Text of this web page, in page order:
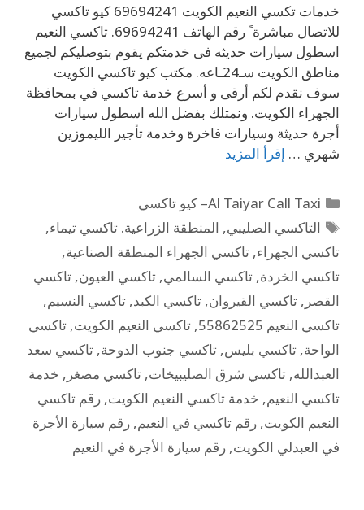
خدمات تكسي النعيم الكويت 69694241 كيو تاكسي
للاتصال مباشرة ً رقم الهاتف 69694241. تاكسي النعيم
اسطول سيارات حديثه فى خدمتكم يقوم بتوصليكم لجميع
مناطق الكويت سـ24ـاعه. مكتب كيو تاكسي الكويت
سوف نقدم لكم أرقى و أسرع خدمة تاكسي في بمحافظة
الجهراء الكويت. ونمتلك بفضل الله اسطول سيارات
أجرة حديثة وسيارات فاخرة وخدمة تأجير الليموزين
شهري … إقرأ المزيد
Al Taiyar Call Taxi– كيو تاكسي
التاكسي الصليبي, المنطقة الزراعية. تاكسي تيماء,
تاكسي الجهراء, تاكسي الجهراء المنطقة الصناعية,
تاكسي الخردة, تاكسي السالمي, تاكسي العيون, تاكسي
القصر , تاكسي القيروان, تاكسي الكبد, تاكسي النسيم,
تاكسي النعيم 55862525
, تاكسي النعيم الكويت, تاكسي
الواحة, تاكسي بليس, تاكسي جنوب الدوحة, تاكسي سعد
العبدالله, تاكسي شرق الصليبيخات, تاكسي مصغر , خدمة
تاكسي النعيم, خدمة تاكسي النعيم الكويت, رقم تاكسي
النعيم الكويت, رقم تاكسي في النعيم, رقم سيارة الأجرة
في العبدلي الكويت, رقم سيارة الأجرة في النعيم